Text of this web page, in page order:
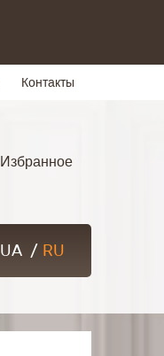
Контакты
Избранное
UA / RU